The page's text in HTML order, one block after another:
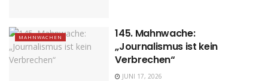
MAHNWACHEN
145. Mahnwache:
„Journalismus ist kein
Verbrechen“
JUNI 17, 2026